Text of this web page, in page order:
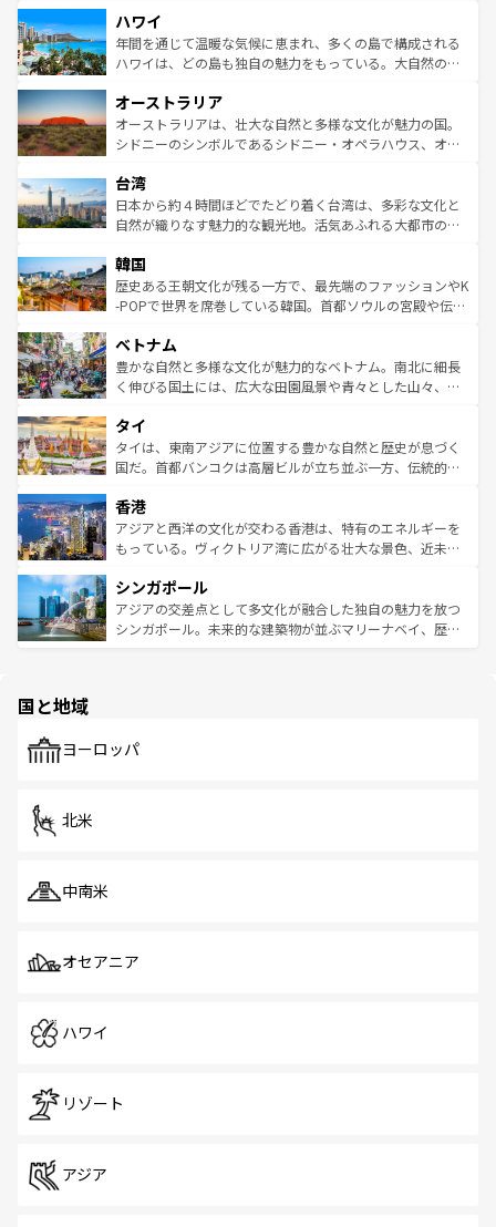
ば市内交通費無料で観光を楽しむこともできる。 なお、新
着のスイス情報はコンテンツ一覧 を参照してほしい。
のような巨大都市は、観光、ショッピング、エンターテイ
ンメントが詰まった刺激的なスポットだ。一方、アメリカ
西部には大自然が広がり、グランドキャニオンやイエロー
部のニューオーリンズでは、音楽と美食が融合した独特の
文化が魅力。旅行者はアメリカの各地域で異なる魅力を楽
しみながら、その多様性と豊かな歴史を感じることができ
ならではの贅沢な旅のスタイルだ。 なお、新着のアメリカ
情報はコンテンツ一覧を参照してほしい。
ハワイ
年間を通じて温暖な気候に恵まれ、多くの島で構成される
ハワイは、どの島も独自の魅力をもっている。大自然の神
ワイ島は見逃せない。また、定番の観光地といえばオアフ
島だが、静かな自然を求めるならマウイ島やカウアイ島が
おすすめ。エメラルドグリーンに輝く海をはじめ、豊かな
れるおもてなしの心で訪れる人々を迎えてくれるハワイの
人々、おいしいローカルフードやハワイアンミュージッ
ク、伝統的なフラダンスなど、すべてがハワイの魅力を彩
ワイを、存分に味わってほしい。 なお、新着のハワイ情報
はコンテンツ一覧を参照してほしい。
オーストラリア
オーストラリアは、壮大な自然と多様な文化が魅力の国。
シドニーのシンボルであるシドニー・オペラハウス、オー
リアリーフや大陸中央部にそびえるウルル（エアーズロッ
ク）、タスマニアの美しい原生林やケアンズの熱帯雨林な
ど、見どころがたくさん。また、カフェやワイン、オージ
いる。アクティビティも充実しており、サーフィンやダイ
ビング、ハイキングなど、アウトドア好きにはたまらな
い。オーストラリアの多彩な魅力を存分に味わいつくそ
参照してほしい。
台湾
日本から約４時間ほどでたどり着く台湾は、多彩な文化と
自然が織りなす魅力的な観光地。活気あふれる大都市の台
ン）、静ひつな山岳地帯である台湾東部など、都市の喧騒
と山間の静けさが共存しており、訪れる人に新しい発見と
驚きをもたらしてくれる。また、奥深い台湾の食文化も魅
容にもいいと評判のスイーツなど、バラエティ豊かな料理
が味わえる。 なお、新着の台湾情報は コンテンツ一覧を参
照してほしい。
韓国
歴史ある王朝文化が残る一方で、最先端のファッションやK
-POPで世界を席巻している韓国。首都ソウルの宮殿や伝統
き、地方に足を延ばせば四季折々の自然美を楽しむことが
できる。そして、キムチや焼肉、絶品のストリートフード
まで、さまざまな韓国料理が待っている。夜には、韓国な
リティに包まれながら、韓国の多彩な魅力を心ゆくまで味
わってみてほしい。 なお、新着の韓国情報はコンテンツ一
覧を参照してほしい。
ベトナム
豊かな自然と多様な文化が魅力的なベトナム。南北に細長
く伸びる国土には、広大な田園風景や青々とした山々、世
急速な発展と共に伝統が息づく。ハノイの古い町並みやホ
ーチミン市のフランス統治時代の建物も、独特の雰囲気を
醸し出している。また、バラエティの豊かさとおいしさで
とつ。フォーやバインミー、ベトナムコーヒーなどは、ぜ
ひ現地で味わいたい。どの地域を訪れてもあたたかい人々
が旅行者を迎えてくれるので、きっと忘れられない旅にな
参照してほしい。
タイ
タイは、東南アジアに位置する豊かな自然と歴史が息づく
国だ。首都バンコクは高層ビルが立ち並ぶ一方、伝統的な
の活気が交差している。北部ではチェンマイなどの山岳地
帯で自然と触れ合い、南部ではプーケットやクラビの美し
いビーチでリゾート気分を楽しむことができる。タイ料理
激する。気候は一年中温暖で、どの季節にも異なる楽しみ
が待っている。親しみやすいタイの人々、仏教を中心とし
た文化、そして多様な観光資源が、訪れる旅人を魅了し続
香港
アジアと西洋の文化が交わる香港は、特有のエネルギーを
もっている。ヴィクトリア湾に広がる壮大な景色、近未来
み、どこを訪れても感動するはず。観光スポットが密集し
ており、効率よく見どころを回れるのも魅力。息をのむよ
うな絶景から文化的な体験まで、香港を存分に楽しみ尽く
シンガポール
アジアの交差点として多文化が融合した独自の魅力を放つ
シンガポール。未来的な建築物が並ぶマリーナベイ、歴史
で、ホーカーズは地元の風情を楽しめる外せないスポット
国と地域
ヨーロッパ
北米
中南米
オセアニア
ハワイ
リゾート
アジア